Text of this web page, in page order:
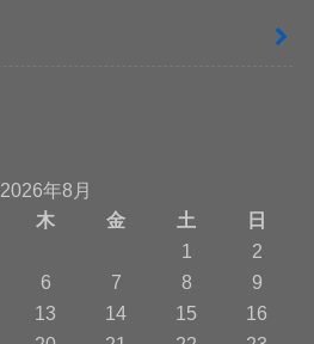
2026年8月
木 金 土
日
1
2
6 7 8
9
13 14 15
16